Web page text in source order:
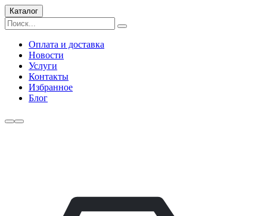
Каталог
Оплата и доставка
Новости
Услуги
Контакты
Избранное
Блог